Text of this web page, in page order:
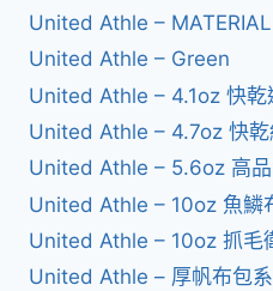
United Athle –
United Athle – Green
United Athle – 4.1oz 快乾
United Athle – 4.7oz 快乾
United Athle – 5.6oz 高
United Athle – 10oz 魚鱗
United Athle – 10oz 抓毛
United Athle – 厚帆布包系